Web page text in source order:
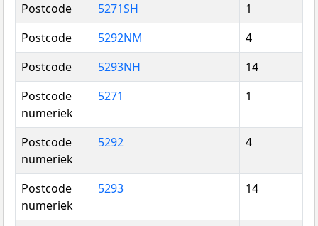
Postcode
5271SH
1
Postcode
5292NM
4
Postcode
5293NH
14
Postcode
numeriek
5271 1
Postcode
numeriek
5292 4
Postcode
numeriek
5293 14